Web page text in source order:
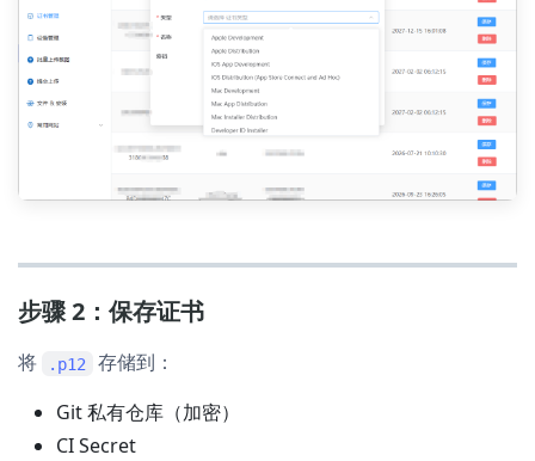
步骤 2：保存证书
将 .p12
存储到：
Git 私有仓库（加密）
CI Secret